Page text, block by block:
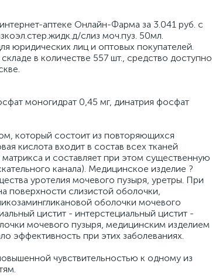
аптеке Онлайн-Фарма за 3.041 руб. с
слиз моч.пуз. 50мл.
юридических лиц и оптовых покупателей.
в количестве 557 шт., средство доступно
моногидрат 0,45 мг, динатрия фосфат
который состоит из повторяющихся
кислота входит в состав всех тканей
и составляет при этом существенную
канала). Медицинское изделие ?
уротелия мочевого пузыря, уретры. При
поверхности слизистой оболочки,
оболочки мочевого
цистит - интерстециальный цистит -
мочевого пузыря, медицинским изделием
эффективность при этих заболеваниях.
чувствительностью к одному из